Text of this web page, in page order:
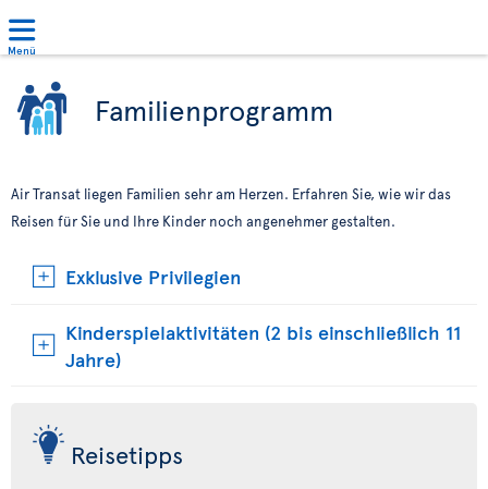
Menü
Familienprogramm
Air Transat liegen Familien sehr am Herzen. Erfahren Sie, wie wir das
Reisen für Sie und Ihre Kinder noch angenehmer gestalten.
Exklusive Privilegien
Kinderspielaktivitäten (2 bis einschließlich 11
Jahre)
Reisetipps